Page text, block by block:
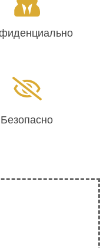
Безопасно